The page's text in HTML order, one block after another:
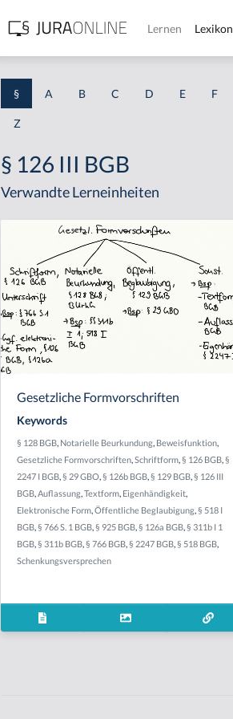
Lernen Lexikon
§ A B C D E F
Z
§ 126 III BGB
Verwandte Lerneinheiten
Gesetzliche Formvorschriften
Keywords
§ 128 BGB, Notarielle Beurkundung, Beweisfunktion,
Gesetzliche Formvorschriften,Schriftform,§ 126 BGB,§
2247 I BGB,§ 29 GBO,§ 126b BGB,§ 129 BGB,§ 126 III
BGB,Auflassung,Textform, Eigenhändigkeit,
Elektronische Form,Öffentliche Beglaubigung,§ 518 I
BGB,§ 766 S. 1 BGB,§ 925 BGB,§ 126a BGB,§ 311b I 1
BGB,§ 311b BGB,§ 766 BGB,§ 2247 BGB,§ 518 BGB,
Schenkungsversprechen